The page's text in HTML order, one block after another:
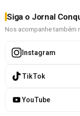
Siga o Jornal
Nos acompanhe também
Instagram
TikTok
YouTube